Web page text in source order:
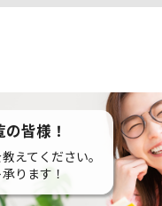
皆様！
えてください。
ります！